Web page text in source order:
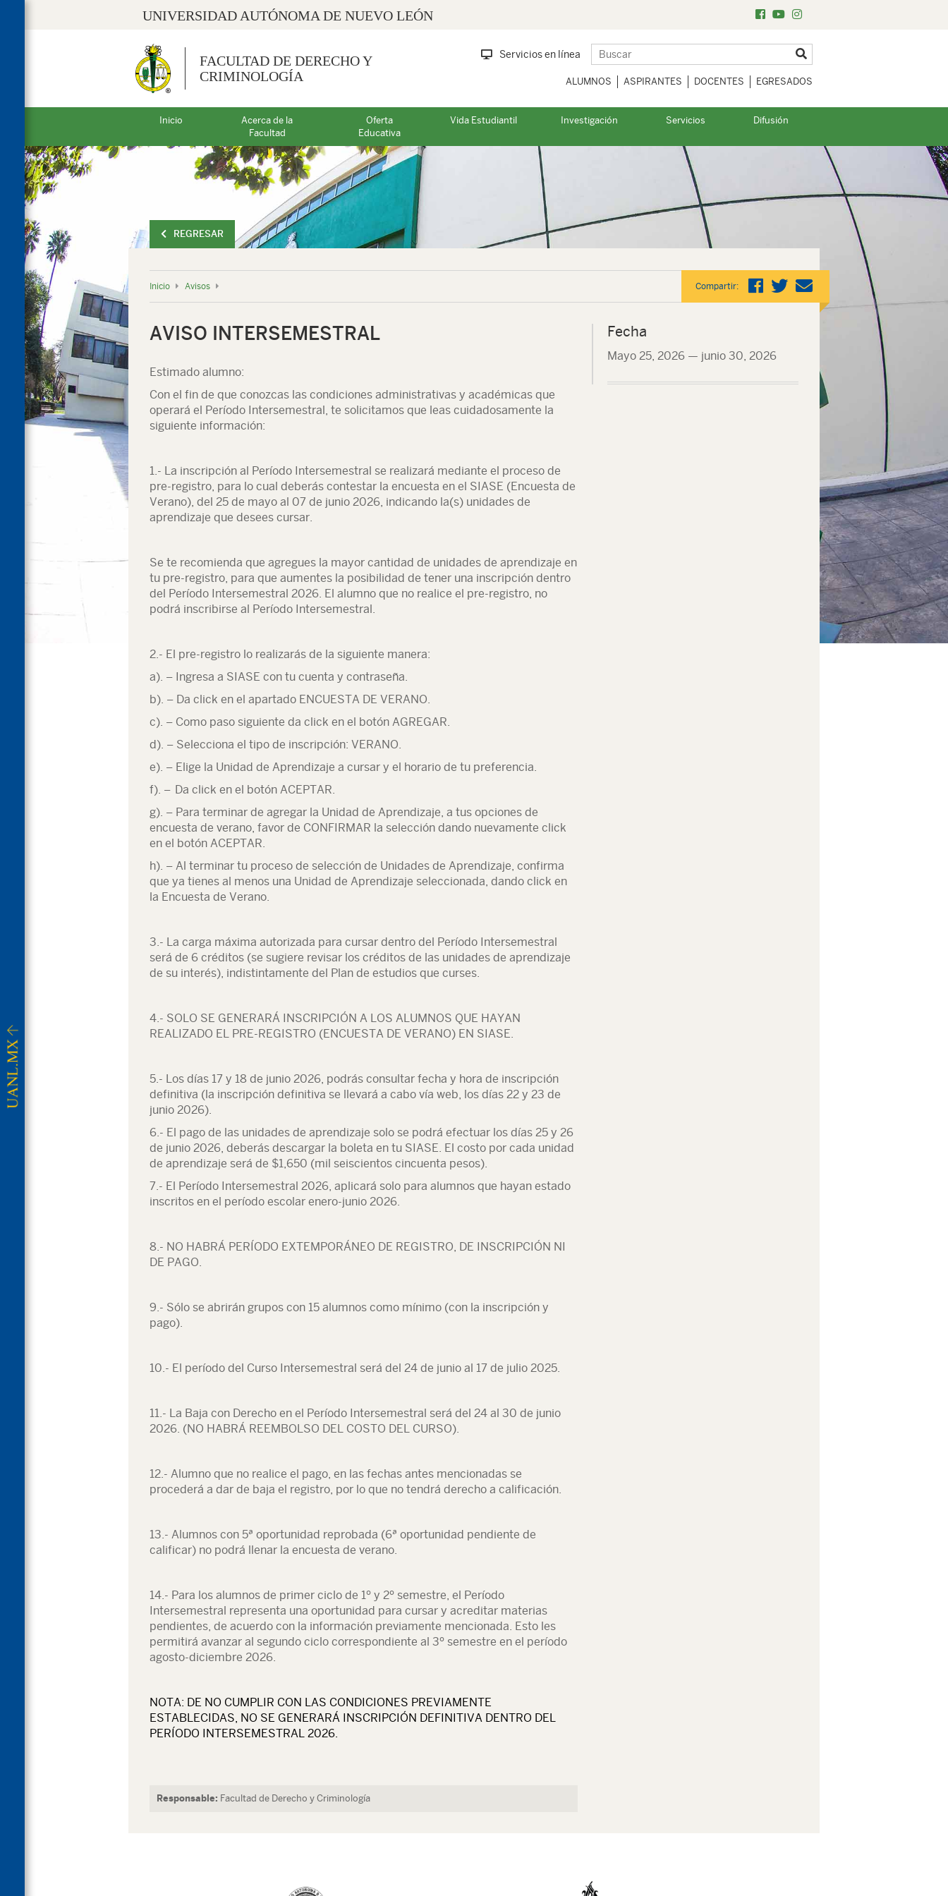
UNIVERSIDAD AUTÓNOMA DE NUEVO LEÓN
FACULTAD DE DERECHO Y
CRIMINOLOGÍA
Servicios en línea
ALUMNOS ASPIRANTES DOCENTES EGRESADOS
Inicio
Acerca de la
Facultad
Oferta
Educativa
Vida Estudiantil Investigación Servicios Difusión
REGRESAR
Inicio Avisos Compartir:
AVISO INTERSEMESTRAL
Estimado alumno:
Con el fin de que conozcas las condiciones administrativas y académicas que
operará el Período Intersemestral, te solicitamos que leas cuidadosamente la
siguiente información:
1.- La inscripción al Período Intersemestral se realizará mediante el proceso de
pre-registro, para lo cual deberás contestar la encuesta en el SIASE (Encuesta de
Verano), del 25 de mayo al 07 de junio 2026, indicando la(s) unidades de
aprendizaje que desees cursar.
Se te recomienda que agregues la mayor cantidad de unidades de aprendizaje en
tu pre-registro, para que aumentes la posibilidad de tener una inscripción dentro
del Período Intersemestral 2026. El alumno que no realice el pre-registro, no
podrá inscribirse al Período Intersemestral.
2.- El pre-registro lo realizarás de la siguiente manera:
a). – Ingresa a SIASE con tu cuenta y contraseña.
b). – Da click en el apartado ENCUESTA DE VERANO.
c). – Como paso siguiente da click en el botón AGREGAR.
d). – Selecciona el tipo de inscripción: VERANO.
e). – Elige la Unidad de Aprendizaje a cursar y el horario de tu preferencia.
f). – Da click en el botón ACEPTAR.
g). – Para terminar de agregar la Unidad de Aprendizaje, a tus opciones de
encuesta de verano, favor de CONFIRMAR la selección dando nuevamente click
en el botón ACEPTAR.
h). – Al terminar tu proceso de selección de Unidades de Aprendizaje, confirma
que ya tienes al menos una Unidad de Aprendizaje seleccionada, dando click en
la Encuesta de Verano.
3.- La carga máxima autorizada para cursar dentro del Período Intersemestral
será de 6 créditos (se sugiere revisar los créditos de las unidades de aprendizaje
de su interés), indistintamente del Plan de estudios que curses.
4.- SOLO SE GENERARÁ INSCRIPCIÓN A LOS ALUMNOS QUE HAYAN
REALIZADO EL PRE-REGISTRO (ENCUESTA DE VERANO) EN SIASE.
5.- Los días 17 y 18 de junio 2026, podrás consultar fecha y hora de inscripción
definitiva (la inscripción definitiva se llevará a cabo vía web, los días 22 y 23 de
junio 2026).
6.- El pago de las unidades de aprendizaje solo se podrá efectuar los días ­­­25 y 26
de junio 2026, deberás descargar la boleta en tu SIASE. El costo por cada unidad
de aprendizaje será de $1,650 (mil seiscientos cincuenta pesos).
7.- El Período Intersemestral 2026, aplicará solo para alumnos que hayan estado
inscritos en el período escolar enero-junio 2026.
8.- NO HABRÁ PERÍODO EXTEMPORÁNEO DE REGISTRO, DE INSCRIPCIÓN NI
DE PAGO.
9.- Sólo se abrirán grupos con 15 alumnos como mínimo (con la inscripción y
pago).
10.- El período del Curso Intersemestral será del 24 de junio al 17 de julio 2025.
11.- La Baja con Derecho en el Período Intersemestral será del 24 al 30 de junio
2026. (NO HABRÁ REEMBOLSO DEL COSTO DEL CURSO).
12.- Alumno que no realice el pago, en las fechas antes mencionadas se
procederá a dar de baja el registro, por lo que no tendrá derecho a calificación.
13.- Alumnos con 5ª oportunidad reprobada (6ª oportunidad pendiente de
calificar) no podrá llenar la encuesta de verano.
14.- Para los alumnos de primer ciclo de 1º y 2º semestre, el Período
Intersemestral representa una oportunidad para cursar y acreditar materias
pendientes, de acuerdo con la información previamente mencionada. Esto les
permitirá avanzar al segundo ciclo correspondiente al 3º semestre en el período
agosto-diciembre 2026.
NOTA: DE NO CUMPLIR CON LAS CONDICIONES PREVIAMENTE
ESTABLECIDAS, NO SE GENERARÁ INSCRIPCIÓN DEFINITIVA DENTRO DEL
PERÍODO INTERSEMESTRAL 2026.
Responsable: Facultad de Derecho y Criminología
Fecha
Mayo 25, 2026— junio 30, 2026